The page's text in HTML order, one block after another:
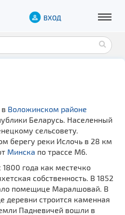
ВХОД
Воложинском районе
Беларусь. Населенный
сельсовету.
берегу реки Ислочь в 28 км
Минска по трассе М6.
года как местечко
собственность. В 1852
помещице Маралшовай. В
деревни строится каменная
Падневичей вошли в